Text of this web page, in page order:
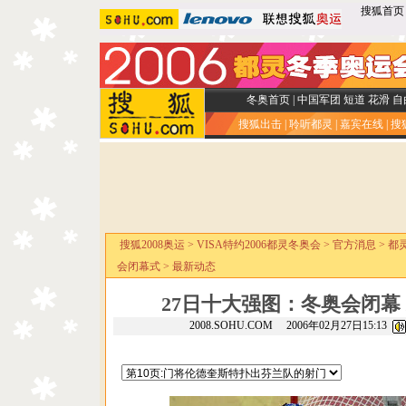
搜狐首页
冬奥首页| 中国军团 短道 花滑 自
搜狐出击 聆听都灵 嘉宾在线 搜
搜狐2008奥运 > VISA特约2006都灵冬奥会> 官方消息 > 都
会闭幕式> 最新动态
27日十大强图：冬奥会闭
2008.SOHU.COM 2006年02月27日15:13